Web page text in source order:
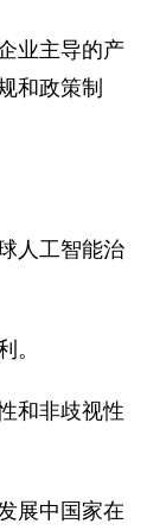
业主导的产
和政策制
人工智能治
。
和非歧视性
展中国家在